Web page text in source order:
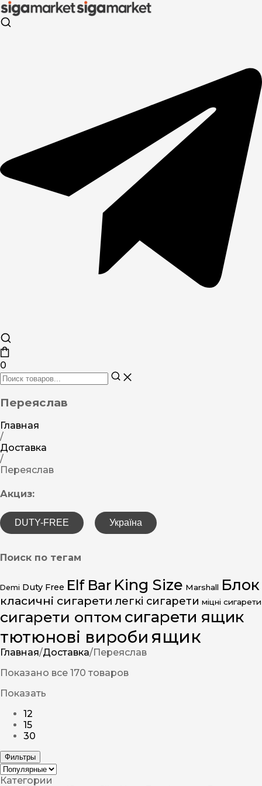
0
Переяслав
Главная
/
Доставка
/
Переяслав
Акциз:
DUTY-FREE Україна
Поиск по тегам
Demi Duty Free Elf Bar King Size Marshall Блок
класичні сигарети легкі сигарети міцні сигарети
сигарети оптом сигарети ящик
тютюнові вироби ящик
Главная/Доставка/Переяслав
Показано все 170 товаров
Показать
12
15
30
Фильтры
Категории